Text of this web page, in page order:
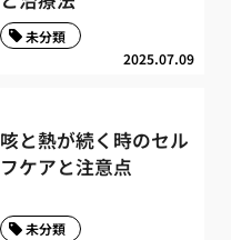
2025.07.09
未分類
咳と熱が続く時のセル
フケアと注意点
未分類